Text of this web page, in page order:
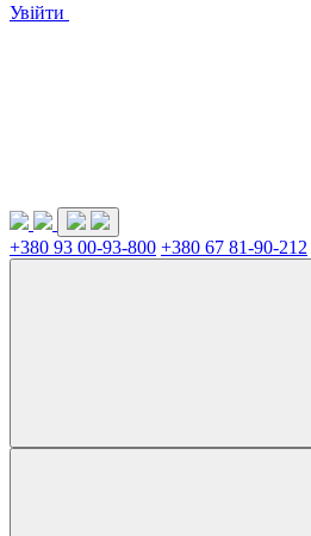
Увійти
+380 93 00-93-800 +380 67 81-90-212